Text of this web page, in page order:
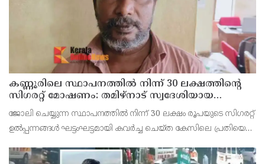
കണ്ണൂരിലെ സ്ഥാപനത്തിൽ നിന്ന് 30 ലക്ഷത്തിന്റെ
സിഗരറ്റ് മോഷണം: തമിഴ്‌നാട് സ്വദേശിയായ
സെയിൽസ്മാൻ തെങ്കാശിയിൽ പിടിയിൽ
ജോലി ചെയ്യുന്ന സ്ഥാപനത്തിൽ നിന്ന് 30 ലക്ഷം രൂപയുടെ സിഗരറ്റ്
ഉൽപ്പന്നങ്ങൾ ഘട്ടംഘട്ടമായി കവർച്ച ചെയ്ത കേസിലെ പ്രതിയെ
സ്വദേശിയായ വേൽമുരുകൻ (40) ആണ